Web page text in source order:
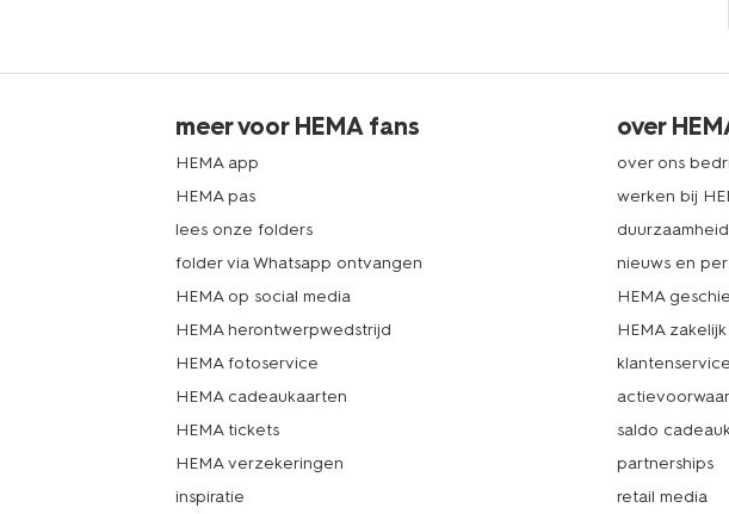
meer voor HEMA fans
HEMA app
HEMA pas
lees onze folders
folder via Whatsapp ontvangen
HEMA op social media
HEMA herontwerpwedstrijd
HEMA fotoservice
HEMA cadeaukaarten
HEMA tickets
HEMA verzekeringen
inspiratie
over
over ons
werken bij
duurzaamheid
nieuws en
HEMA
HEMA zakelijk
klantenservice
saldo
partnerships
retail media